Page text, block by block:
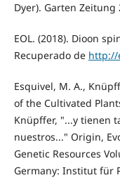
Dyer). Garten Zeitung
EOL. (2018). Dioon
Recuperado de http://
Esquivel, M. A.,
of the Cultivated
Knüpffer, "...y tienen
nuestros..." Origin,
Genetic Resources
Germany: Institut für